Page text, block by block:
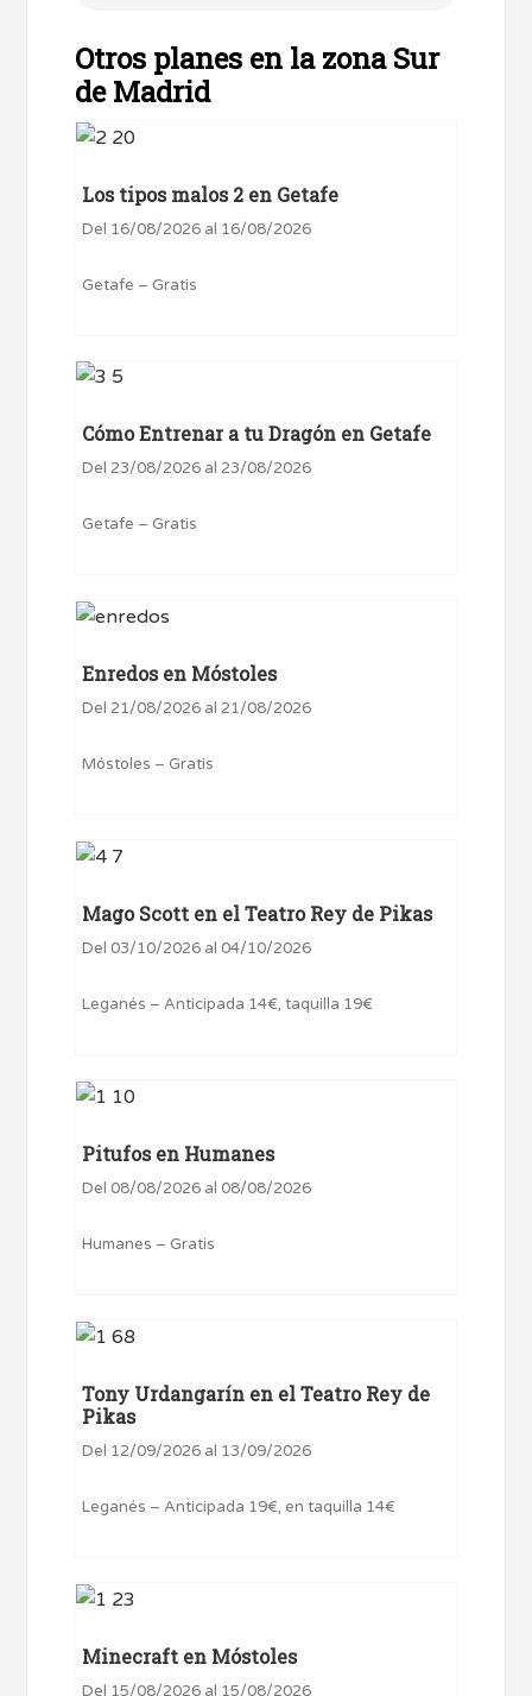
Otros planes en la zona Sur
de Madrid
Los tipos malos 2 en Getafe
Del 16/08/2026 al 16/08/2026
Getafe – Gratis
Cómo Entrenar a tu Dragón en Getafe
Del 23/08/2026 al 23/08/2026
Getafe – Gratis
Enredos en Móstoles
Del 21/08/2026 al 21/08/2026
Móstoles – Gratis
Mago Scott en el Teatro Rey de Pikas
Del 03/10/2026 al 04/10/2026
Leganés – Anticipada 14€, taquilla 19€
Pitufos en Humanes
Del 08/08/2026 al 08/08/2026
Humanes – Gratis
Tony Urdangarín en el Teatro Rey de
Pikas
Del 12/09/2026 al 13/09/2026
Leganés – Anticipada 19€, en taquilla 14€
Minecraft en Móstoles
Del 15/08/2026 al 15/08/2026